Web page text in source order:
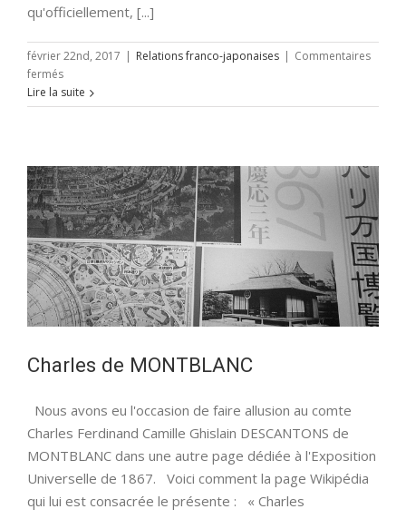
qu'officiellement, [...]
février 22nd, 2017 | Relations franco-japonaises | Commentaires
ferméssur
Les
campagnes
JAURES
au
Japon.
Lire la suite
Charles de MONTBLANC
Nous avons eu l'occasion de faire allusion au comte
Charles Ferdinand Camille Ghislain DESCANTONS de
MONTBLANC dans une autre page dédiée à l'Exposition
Universelle de 1867. Voici comment la page Wikipédia
qui lui est consacrée le présente : « Charles